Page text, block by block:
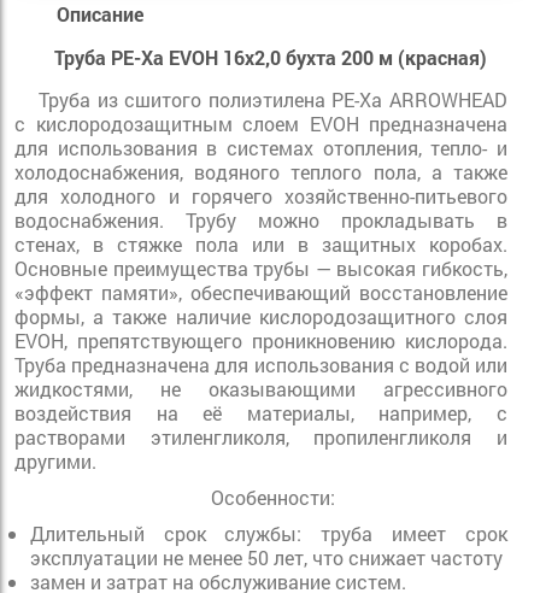
Описание
Труба PE-Xa EVOH 16х2,0 бухта 200 м (красная)
Труба из сшитого полиэтилена PE-Xa ARROWHEAD
с кислородозащитным слоем EVOH предназначена
для использования в системах отопления, тепло- и
холодоснабжения, водяного теплого пола, а также
для холодного и горячего хозяйственно-питьевого
водоснабжения. Трубу можно прокладывать в
стенах, в стяжке пола или в защитных коробах.
Основные преимущества трубы — высокая гибкость,
«эффект памяти», обеспечивающий восстановление
формы, а также наличие кислородозащитного слоя
EVOH, препятствующего проникновению кислорода.
Труба предназначена для использования с водой или
жидкостями, не оказывающими агрессивного
воздействия на её материалы, например, с
растворами этиленгликоля, пропиленгликоля и
другими.
Особенности:
Длительный срок службы: труба имеет срок
эксплуатации не менее 50 лет, что снижает частоту
замен и затрат на обслуживание систем.